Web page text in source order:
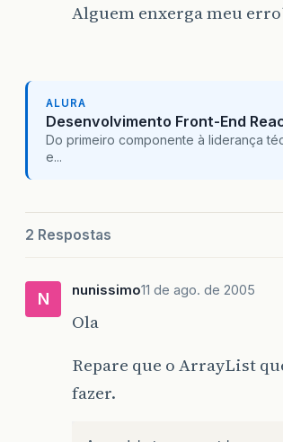
Alguem enxerga meu
ALURA
Desenvolvimento Front-End
Do primeiro componente à liderança
e...
2 Respostas
N nunissimo11 de ago. de 2005
Ola
Repare que o ArrayList
fazer.